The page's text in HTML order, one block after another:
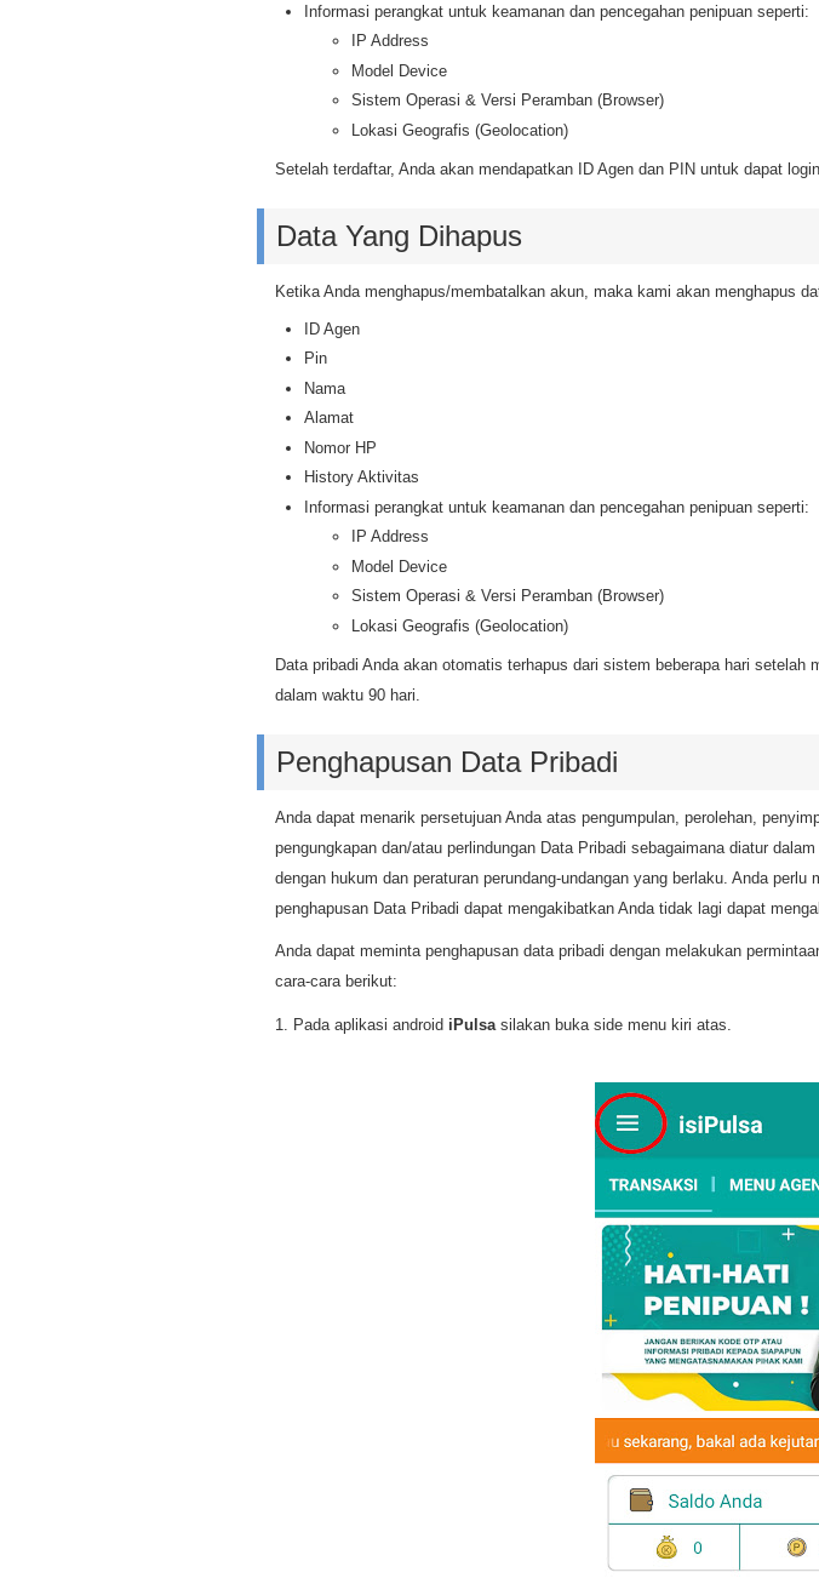
Informasi perangkat untuk keamanan dan pencegahan penipuan seperti:
IP Address
Model Device
Sistem Operasi & Versi Peramban (Browser)
Lokasi Geografis (Geolocation)
Setelah terdaftar, Anda akan mendapatkan ID Agen dan PIN untuk dapat
Data Yang Dihapus
Ketika Anda menghapus/membatalkan akun, maka kami akan menghapus
ID Agen
Pin
Nama
Alamat
Nomor HP
History Aktivitas
Informasi perangkat untuk keamanan dan pencegahan penipuan seperti:
IP Address
Model Device
Sistem Operasi & Versi Peramban (Browser)
Lokasi Geografis (Geolocation)
Data pribadi Anda akan otomatis terhapus dari sistem beberapa hari
dalam waktu 90 hari.
Penghapusan Data Pribadi
Anda dapat menarik persetujuan Anda atas pengumpulan, perolehan,
pengungkapan dan/atau perlindungan Data Pribadi sebagaimana diatur dalam
dengan hukum dan peraturan perundang-undangan yang berlaku. Anda
penghapusan Data Pribadi dapat mengakibatkan Anda tidak lagi dapat
Anda dapat meminta penghapusan data pribadi dengan melakukan
cara-cara berikut:
1. Pada aplikasi android iPulsa silakan buka side menu kiri atas.